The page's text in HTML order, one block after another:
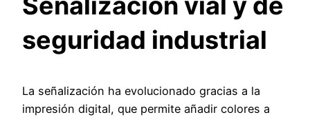
seguridad industrial
La señalización ha evolucionado gracias a la
impresión digital, que permite añadir colores a